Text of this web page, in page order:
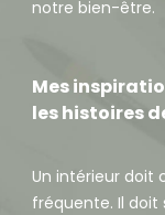
notre bien-être.
Mes
les histoires
Un intérieur doit
fréquente. Il doit